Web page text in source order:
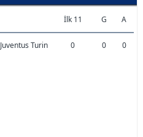
İlk 11 G A
Juventus Turin 0 0 0